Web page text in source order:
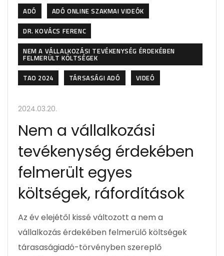
ADÓ
ADÓ ONLINE SZAKMAI VIDEÓK
DR. KOVÁCS FERENC
NEM A VÁLLALKOZÁSI TEVÉKENYSÉG ÉRDEKÉBEN
FELMERÜLT KÖLTSÉGEK
TAO 2024
TÁRSASÁGI ADÓ VIDEÓ
2024.03.20.
Nem a vállalkozási
tevékenység érdekében
felmerült egyes
költségek, ráfordítások
Az év elejétől kissé változott a nem a
vállalkozás érdekében felmerülő költségek
tárasaságiadó-törvényben szereplő